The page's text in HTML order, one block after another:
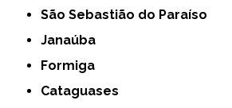
São Sebastião do Paraíso
Janaúba
Formiga
Cataguases